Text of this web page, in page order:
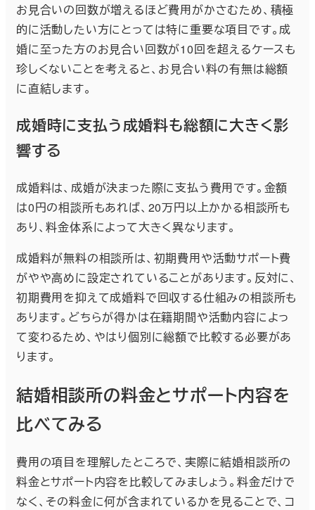
お見合いの回数が増えるほど費用がかさむため、積極
的に活動したい方にとっては特に重要な項目です。成
婚に至った方のお見合い回数が10回を超えるケースも
珍しくないことを考えると、お見合い料の有無は総額
に直結します。
成婚時に支払う成婚料も総額に大きく影
響する
成婚料は、成婚が決まった際に支払う費用です。金額
は0円の相談所もあれば、20万円以上かかる相談所も
あり、料金体系によって大きく異なります。
成婚料が無料の相談所は、初期費用や活動サポート費
がやや高めに設定されていることがあります。反対に、
初期費用を抑えて成婚料で回収する仕組みの相談所も
あります。どちらが得かは在籍期間や活動内容によっ
て変わるため、やはり個別に総額で比較する必要があ
ります。
結婚相談所の料金とサポート内容を
比べてみる
費用の項目を理解したところで、実際に結婚相談所の
料金とサポート内容を比較してみましょう。料金だけで
なく、その料金に何が含まれているかを見ることで、コ